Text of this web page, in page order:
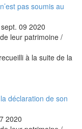
pas soumis au
sept. 09 2020
leur patrimoine /
à la suite de la
déclaration de son
2020